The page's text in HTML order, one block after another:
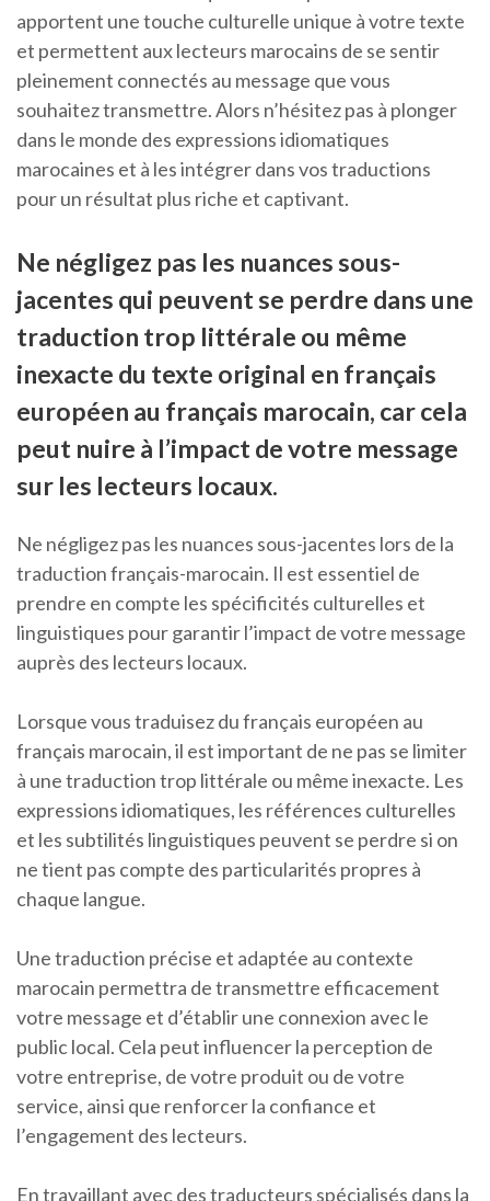
apportent une touche culturelle unique à votre texte
et permettent aux lecteurs marocains de se sentir
pleinement connectés au message que vous
souhaitez transmettre. Alors n’hésitez pas à plonger
dans le monde des expressions idiomatiques
marocaines et à les intégrer dans vos traductions
pour un résultat plus riche et captivant.
Ne négligez pas les nuances sous-
jacentes qui peuvent se perdre dans une
traduction trop littérale ou même
inexacte du texte original en français
européen au français marocain, car cela
peut nuire à l’impact de votre message
sur les lecteurs locaux.
Ne négligez pas les nuances sous-jacentes lors de la
traduction français-marocain. Il est essentiel de
prendre en compte les spécificités culturelles et
linguistiques pour garantir l’impact de votre message
auprès des lecteurs locaux.
Lorsque vous traduisez du français européen au
français marocain, il est important de ne pas se limiter
à une traduction trop littérale ou même inexacte. Les
expressions idiomatiques, les références culturelles
et les subtilités linguistiques peuvent se perdre si on
ne tient pas compte des particularités propres à
chaque langue.
Une traduction précise et adaptée au contexte
marocain permettra de transmettre efficacement
votre message et d’établir une connexion avec le
public local. Cela peut influencer la perception de
votre entreprise, de votre produit ou de votre
service, ainsi que renforcer la confiance et
l’engagement des lecteurs.
En travaillant avec des traducteurs spécialisés dans la